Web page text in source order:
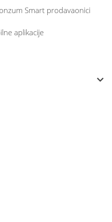
Smart prodavaonici
aplikacije